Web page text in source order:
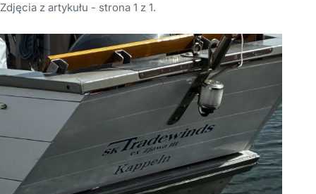
Zdjęcia z artykułu - strona 1 z 1.